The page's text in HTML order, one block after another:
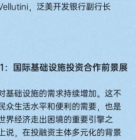
，泛美开发银行副行长
：国际基础设施投资合作前景展
基础设施的需求持续增加。这不
众生活水平和便利的需要，也是
界经济走出困境的重要引擎之
说，在投融资主体多元化的背景